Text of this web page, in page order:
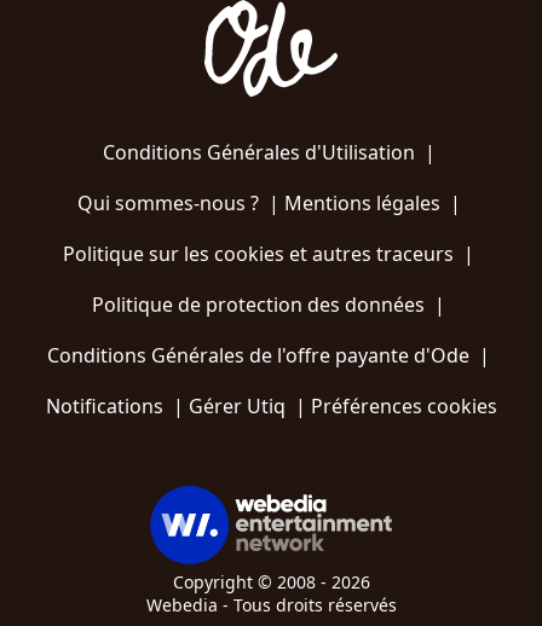
Conditions Générales d'Utilisation |
Qui sommes-nous ?| Mentions légales |
Politique sur les cookies et autres traceurs |
Politique de protection des données |
Conditions Générales de l'offre payante d'Ode |
Notifications | Gérer Utiq | Préférences cookies
Copyright © 2008 - 2026
Webedia - Tous droits réservés